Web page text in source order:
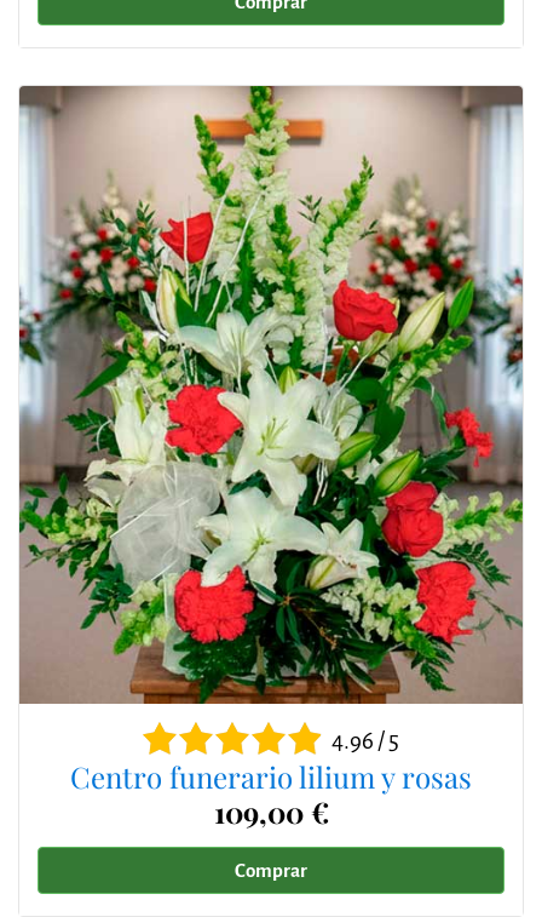
4.96 / 5
Centro funerario lilium y rosas
109,00 €
Comprar